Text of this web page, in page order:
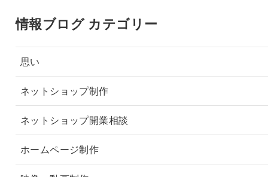
情報ブログ カテゴリー
思い
ネットショップ制作
ネットショップ開業相談
ホームページ制作